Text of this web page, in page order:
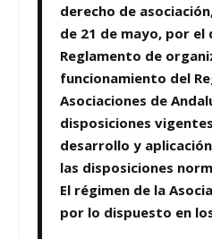
derecho de
de 21 de mayo, por el
Reglamento de
funcionamiento del
Asociaciones de
disposiciones
desarrollo y
las disposiciones
El régimen de la
por lo dispuesto en